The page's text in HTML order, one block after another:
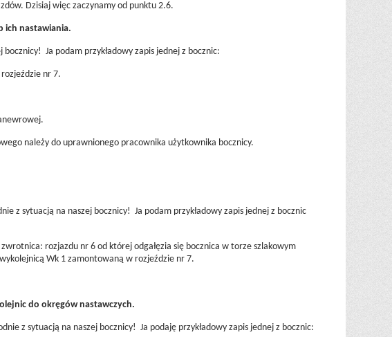
Dzisiaj więc zaczynamy od punktu 2.6.
nastawiania.
Ja podam przykładowy zapis jednej z bocznic:
nr 7.
należy do uprawnionego pracownika użytkownika bocznicy.
z sytuacją na naszej bocznicy! Ja podam przykładowy zapis jednej z bocznic
rozjazdu nr 6 od której odgałęzia się bocznica w torze szlakowym
Wk 1 zamontowaną w rozjeździe nr 7.
do okręgów nastawczych.
z sytuacją na naszej bocznicy! Ja podaję przykładowy zapis jednej z bocznic: